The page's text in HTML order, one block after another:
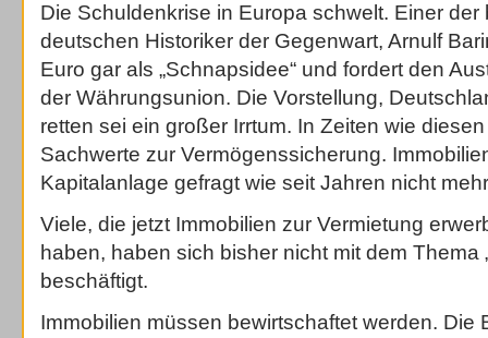
Die Schuldenkrise in Europa schwelt. Einer der
deutschen Historiker der Gegenwart, Arnulf
Euro gar als „Schnapsidee“ und fordert den
der Währungsunion. Die Vorstellung,
retten sei ein großer Irrtum. In Zeiten wie
Sachwerte zur Vermögenssicherung.
Kapitalanlage gefragt wie seit Jahren nicht
Viele, die jetzt Immobilien zur Vermietung
haben, haben sich bisher nicht mit dem Thema
beschäftigt.
Immobilien müssen bewirtschaftet werden. Die